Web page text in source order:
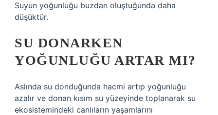
Suyun yoğunluğu buzdan oluştuğunda daha
düşüktür.
SU DONARKEN
YOĞUNLUĞU ARTAR MI?
Aslında su donduğunda hacmi artıp yoğunluğu
azalır ve donan kısım su yüzeyinde toplanarak su
ekosistemindeki canlıların yaşamlarını